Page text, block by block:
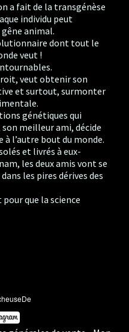
a fait de la transgénèse
individu peut
animal.
dont tout le
veut !
veut obtenir son
et surtout, surmonter
génétiques qui
meilleur ami, décide
à l’autre bout du monde.
et livrés à eux-
les deux amis vont se
les pires dérives des
que la science